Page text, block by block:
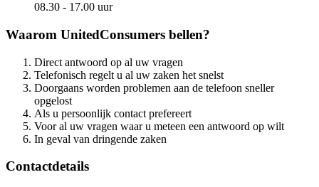
08.30 - 17.00 uur
Waarom UnitedConsumers bellen?
Direct antwoord op al uw vragen
Telefonisch regelt u al uw zaken het snelst
Doorgaans worden problemen aan de telefoon sneller
opgelost
Als u persoonlijk contact prefereert
Voor al uw vragen waar u meteen een antwoord op wilt
In geval van dringende zaken
Contactdetails